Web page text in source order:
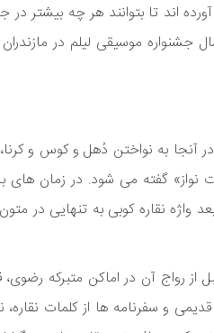
اند تا بتوانند هر چه بیشتر
موسیقی لیلم در مازندران
به نواختن دُهل و کوس و کرنا،
نواز» گفته می شود. در زمان های
این کلمات و از آن به بعد واژه نقاره کوبی به
رواج آن در اماکن متبرکه
و سفرنامه ها از کلمات نقاره،